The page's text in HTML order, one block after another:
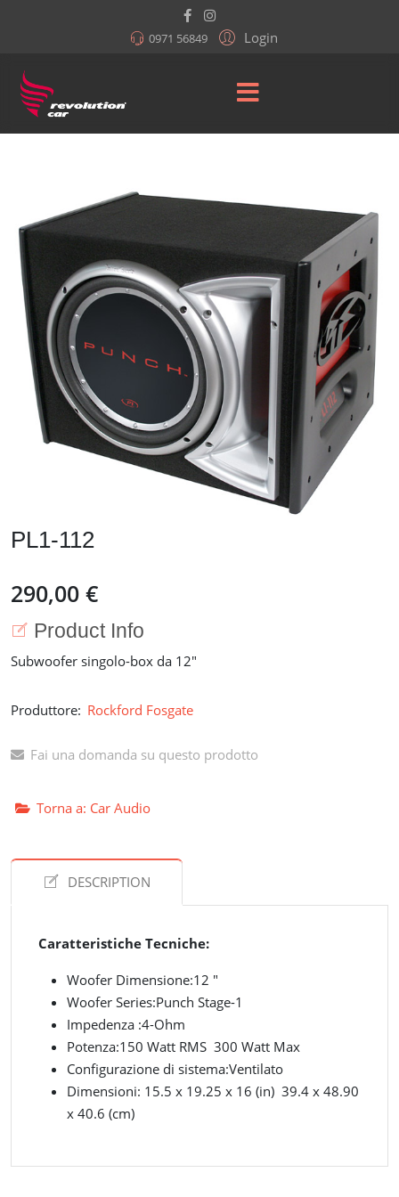
Login
0971 56849
PL1-112
290,00 €
Product Info
Subwoofer singolo-box da 12"
Produttore: Rockford Fosgate
Fai una domanda su questo prodotto
Torna a: Car Audio
DESCRIPTION
Caratteristiche Tecniche:
Woofer Dimensione:12 "
Woofer Series:Punch Stage-1
Impedenza :4-Ohm
Potenza:150 Watt RMS 300 Watt Max
Configurazione di sistema:Ventilato
Dimensioni: 15.5 x 19.25 x 16 (in) 39.4 x 48.90
x 40.6 (cm)